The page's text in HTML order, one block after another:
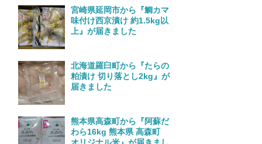
宮崎県延岡市から『鯛カマ
味付け西京漬け 約1.5kg以
上』が届きました
北海道羅臼町から『たらの
粕漬け 切り落とし2kg』が
届きました
熊本県高森町から『阿蘇だ
わら16kg 熊本県 高森町
オリジナル米』が届きまし